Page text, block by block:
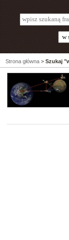
Strona główna > Szukaj